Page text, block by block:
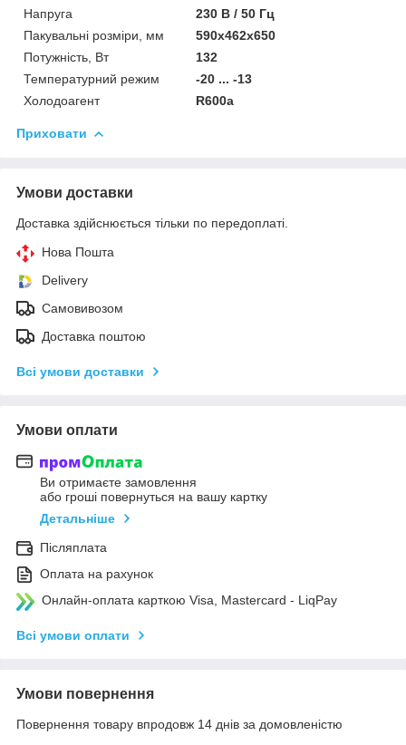
Напруга
230 В / 50 Гц
Пакувальні розміри, мм
590х462х650
Потужність, Вт
132
Температурний режим
-20 ... -13
Холодоагент
R600а
Приховати
Умови доставки
Доставка здійснюється тільки по передоплаті.
Нова Пошта
Delivery
Самовивозом
Доставка поштою
Всі умови доставки
Умови оплати
Ви отримаєте замовлення
або гроші повернуться на вашу картку
Детальніше
Післяплата
Оплата на рахунок
Онлайн-оплата карткою Visa, Mastercard - LiqPay
Всі умови оплати
Умови повернення
Повернення товару впродовж 14 днів за домовленістю